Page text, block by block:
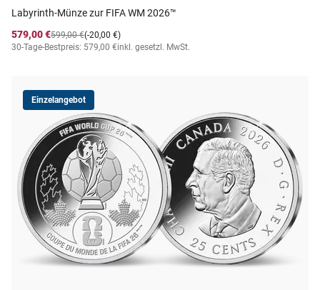
Labyrinth-Münze zur FIFA WM 2026™
579,00 €
(-20,00 €)
599,00 €
30-Tage-Bestpreis: 579,00 €inkl. gesetzl. MwSt.
Einzelangebot